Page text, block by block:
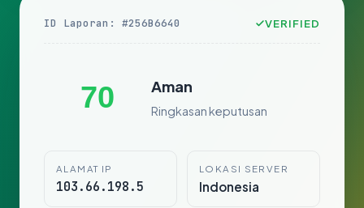
ID Laporan: #256B6640 VERIFIED
70 Aman
Ringkasan keputusan
ALAMAT IP
103.66.198.5
LOKASI SERVER
Indonesia